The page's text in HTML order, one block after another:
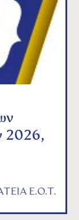
2026,
Ε.Ο.Τ.